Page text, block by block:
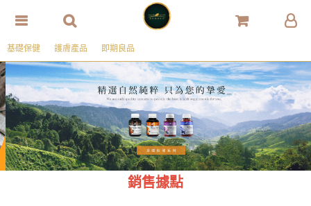
基礎保健 護膚產品 即期良品
銷售據點